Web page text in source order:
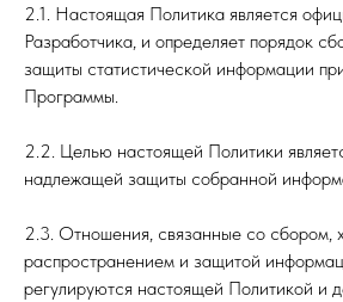
2.1. Настоящая Политика является
Разработчика, и определяет порядок
защиты статистической информации
Программы.
2.2. Целью настоящей Политики
надлежащей защиты собранной
2.3. Отношения, связанные со сбором,
распространением и защитой
регулируются настоящей Политикой и